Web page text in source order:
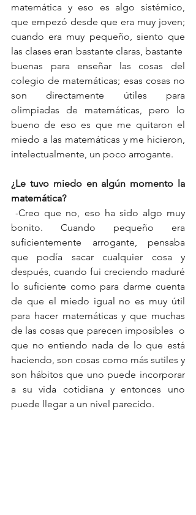
matemática y eso es algo sistémico,
que empezó desde que era muy joven;
cuando era muy pequeño, siento que
las clases eran bastante claras, bastante
buenas para enseñar las cosas del
colegio de matemáticas; esas cosas no
son directamente útiles para
olimpiadas de matemáticas, pero lo
bueno de eso es que me quitaron el
miedo a las matemáticas y me hicieron,
intelectualmente, un poco arrogante.
¿Le tuvo miedo en algún momento la
matemática?
-Creo que no, eso ha sido algo muy
bonito. Cuando pequeño era
suficientemente arrogante, pensaba
que podía sacar cualquier cosa y
después, cuando fui creciendo maduré
lo suficiente como para darme cuenta
de que el miedo igual no es muy útil
para hacer matemáticas y que muchas
de las cosas que parecen imposibles  o
que no entiendo nada de lo que está
haciendo, son cosas como más sutiles y
son hábitos que uno puede incorporar
a su vida cotidiana y entonces uno
puede llegar a un nivel parecido.